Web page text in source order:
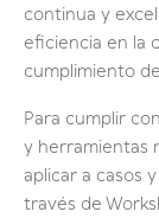
continua y
eficiencia en la
cumplimiento
Para cumplir
y herramientas
aplicar a casos
través de